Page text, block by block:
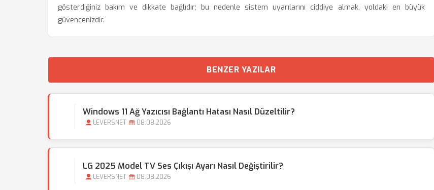
gösterdiğiniz bakım ve dikkate bağlıdır; bu nedenle sistem uyarılarını ciddiye almak, yoldaki en büyük
güvencenizdir.
BENZER YAZILAR
Windows 11 Ağ Yazıcısı Bağlantı Hatası Nasıl Düzeltilir?
LEVERSNET 08.08.2026
LG 2025 Model TV Ses Çıkışı Ayarı Nasıl Değiştirilir?
LEVERSNET 08.08.2026